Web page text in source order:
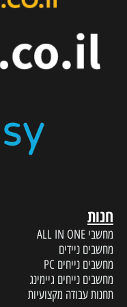
חנות
מחשבי ALL IN ONE
מחשבים ניידים
מחשבים נייחים PC
מחשבים נייחים גיימינג
תחנות עבודה מקצועיות